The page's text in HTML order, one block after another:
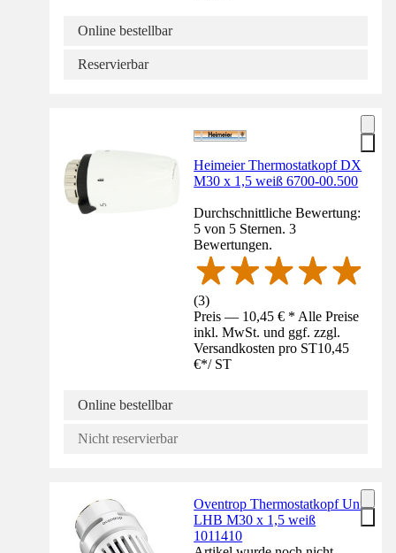
Online bestellbar
Reservierbar
Heimeier Thermostatkopf DX
M30 x 1,5 weiß 6700-00.500
Durchschnittliche Bewertung:
5 von 5 Sternen. 3
Bewertungen.
(3)
Preis — 10,45 € * Alle Preise
inkl. MwSt. und ggf. zzgl.
Versandkosten pro ST10,45
€*/ ST
Online bestellbar
Nicht reservierbar
Oventrop Thermostatkopf Uni
LHB M30 x 1,5 weiß
1011410